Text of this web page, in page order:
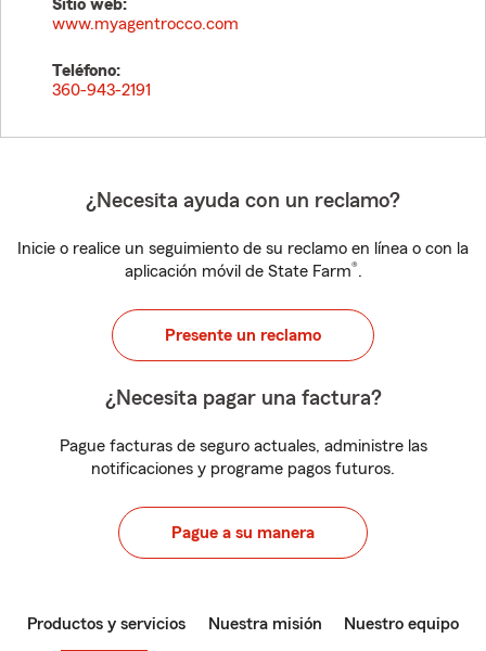
Sitio web:
www.myagentrocco.com
Teléfono:
360-943-2191
¿Necesita ayuda con un reclamo?
Inicie o realice un seguimiento de su reclamo en línea o con la
aplicación móvil de State Farm®.
Presente un reclamo
¿Necesita pagar una factura?
Pague facturas de seguro actuales, administre las
notificaciones y programe pagos futuros.
Pague a su manera
Productos y servicios Nuestra misión Nuestro equipo